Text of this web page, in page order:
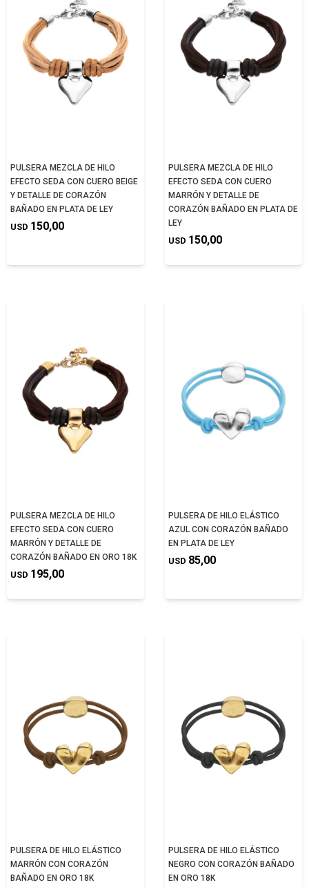
PULSERA MEZCLA DE HILO
EFECTO SEDA CON CUERO BEIGE
Y DETALLE DE CORAZÓN
BAÑADO EN PLATA DE LEY
USD 150,00
PULSERA MEZCLA DE HILO
EFECTO SEDA CON CUERO
MARRÓN Y DETALLE DE
CORAZÓN BAÑADO EN PLATA DE
LEY
USD 150,00
PULSERA MEZCLA DE HILO
EFECTO SEDA CON CUERO
MARRÓN Y DETALLE DE
CORAZÓN BAÑADO EN ORO 18K
USD 195,00
PULSERA DE HILO ELÁSTICO
AZUL CON CORAZÓN BAÑADO
EN PLATA DE LEY
USD 85,00
PULSERA DE HILO ELÁSTICO
MARRÓN CON CORAZÓN
BAÑADO EN ORO 18K
PULSERA DE HILO ELÁSTICO
NEGRO CON CORAZÓN BAÑADO
EN ORO 18K